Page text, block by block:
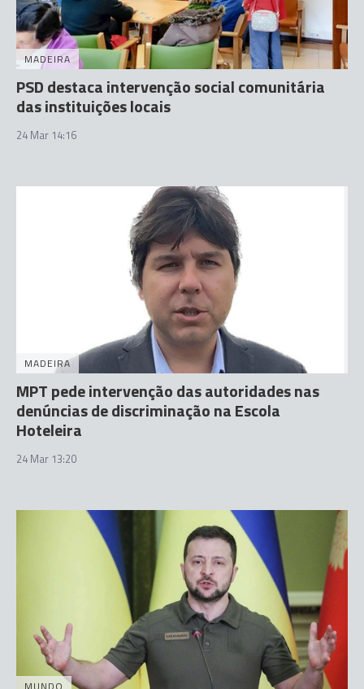
MADEIRA
PSD destaca intervenção social comunitária
das instituições locais
24 Mar 14:16
MADEIRA
MPT pede intervenção das autoridades nas
denúncias de discriminação na Escola
Hoteleira
24 Mar 13:20